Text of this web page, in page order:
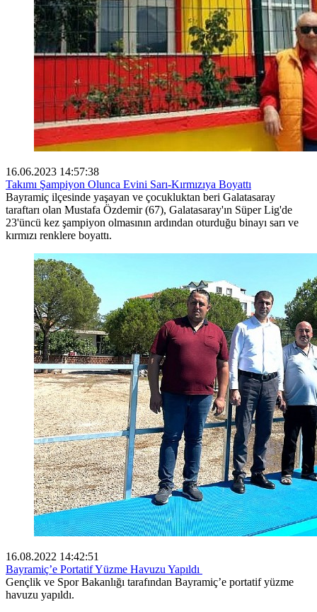
16.06.2023 14:57:38
Takımı Şampiyon Olunca Evini Sarı-Kırmızıya Boyattı
Bayramiç ilçesinde yaşayan ve çocukluktan beri Galatasaray
taraftarı olan Mustafa Özdemir (67), Galatasaray'ın Süper Lig'de
23'üncü kez şampiyon olmasının ardından oturduğu binayı sarı ve
kırmızı renklere boyattı.
16.08.2022 14:42:51
Bayramiç’e Portatif Yüzme Havuzu Yapıldı
Gençlik ve Spor Bakanlığı tarafından Bayramiç’e portatif yüzme
havuzu yapıldı.